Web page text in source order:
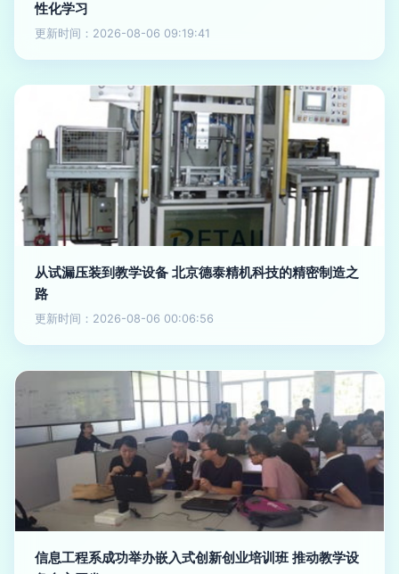
性化学习
更新时间：2026-08-06 09:19:41
从试漏压装到教学设备 北京德泰精机科技的精密制造之
路
更新时间：2026-08-06 00:06:56
信息工程系成功举办嵌入式创新创业培训班 推动教学设